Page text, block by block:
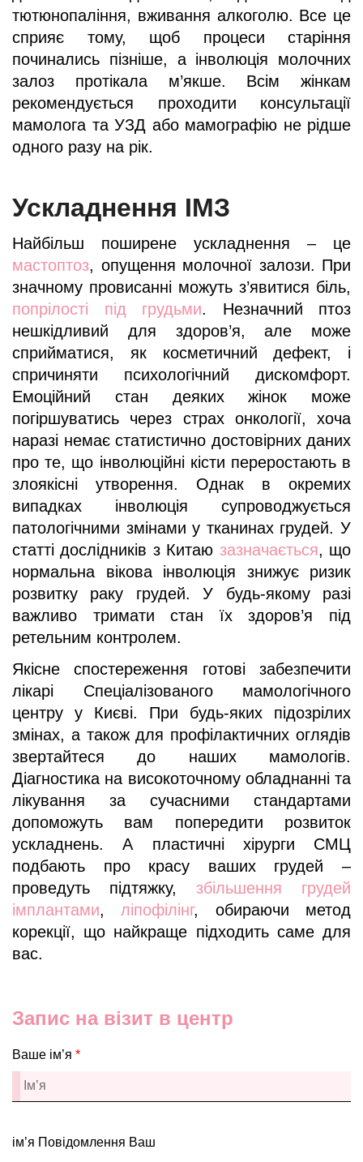
тютюнопаління, вживання алкоголю. Все це
сприяє тому, щоб процеси старіння
починались пізніше, а інволюція молочних
залоз протікала м’якше. Всім жінкам
рекомендується проходити консультації
мамолога та УЗД або мамографію не рідше
одного разу на рік.
Ускладнення ІМЗ
Найбільш поширене ускладнення – це
мастоптоз, опущення молочної залози. При
значному провисанні можуть з’явитися біль,
попрілості під грудьми. Незначний птоз
нешкідливий для здоров’я, але може
сприйматися, як косметичний дефект, і
спричиняти психологічний дискомфорт.
Емоційний стан деяких жінок може
погіршуватись через страх онкології, хоча
наразі немає статистично достовірних даних
про те, що інволюційні кісти переростають в
злоякісні утворення. Однак в окремих
випадках інволюція супроводжується
патологічними змінами у тканинах грудей. У
статті дослідників з Китаю зазначається, що
нормальна вікова інволюція знижує ризик
розвитку раку грудей. У будь-якому разі
важливо тримати стан їх здоров’я під
ретельним контролем.
Якісне спостереження готові забезпечити
лікарі Спеціалізованого мамологічного
центру у Києві. При будь-яких підозрілих
змінах, а також для профілактичних оглядів
звертайтеся до наших мамологів.
Діагностика на високоточному обладнанні та
лікування за сучасними стандартами
допоможуть вам попередити розвиток
ускладнень. А пластичні хірурги СМЦ
подбають про красу ваших грудей –
проведуть підтяжку, збільшення грудей
імплантами,ліпофілінг, обираючи метод
корекції, що найкраще підходить саме для
вас.
Запис на візит в центр
Ваше ім’я *
ім’я Повідомлення Ваш